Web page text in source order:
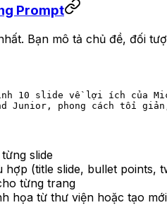
Prompt
Bạn mô tả chủ đề, đối
10 slide về lợi ích của
Junior, phong cách tối giản,
slide
(title slide, bullet points,
từng trang
họa từ thư viện hoặc tạo